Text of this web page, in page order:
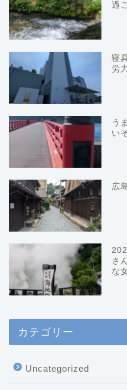
過
寝
労
う
い
広
さ
な
カテゴリー
Uncategorized